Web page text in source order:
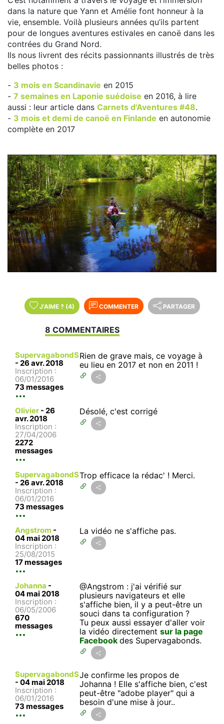
dans la nature que Yann et Amélie font honneur à la
vie, ensemble. Voilà plusieurs années qu’ils partent
pour de longues aventures estivales en canoë dans les
contrées du Grand Nord.
Ils nous livrent des récits passionnants illustrés de très
belles photos :
- 3 mois en Scandinavie en 2015
- 7 semaines en Laponie suédoise en 2016, à lire
aussi : leur article dans Carnets d'Aventures #48.
- 3 mois et demi de canoë en Finlande en autonomie
complète en 2017
J'AIME ? (4) COMMENTER PARTAGER
8 COMMENTAIRES
SupervagabondS
- 26 avr. 2018
Inscription :
06/01/2016
73 messages
Rien de grave mais, ce voyage à
eu lieu en 2017 et non en 2011 !
Olivier - 26
avr. 2018
Inscription :
27/04/2006
2272
messages
Désolé, c'est corrigé
SupervagabondS
- 26 avr. 2018
Inscription :
06/01/2016
73 messages
Trop efficace la rédac' ! Merci.
Angstrom -
04 mai 2018
Inscription :
25/08/2015
17 messages
La vidéo ne s'affiche pas.
Johanna -
04 mai 2018
Inscription :
06/05/2006
670
messages
@Angstrom : j'ai vérifié sur
plusieurs navigateurs et elle
s'affiche bien, il y a peut-être un
souci dans ta configuration ?
Tu peux aussi essayer d'aller voir
la vidéo directementsur la page
Facebookdes Supervagabonds.
SupervagabondS
- 04 mai 2018
Inscription :
06/01/2016
73 messages
Je confirme les propos de
Johanna ! Elle s'affiche bien, c'est
peut-être "adobe player" qui a
besoin d'une mise à jour..